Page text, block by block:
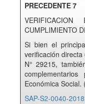
PRECEDENTE 7
VERIFICACION
CUMPLIMIENTO
Si bien el
verificación
N° 29215,
Económica Social.
SAP-S2-0040-2018